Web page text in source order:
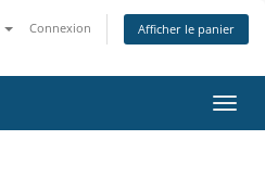
Connexion Afficher le panier
la